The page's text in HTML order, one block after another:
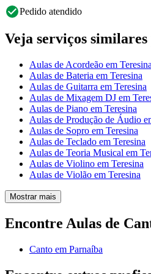
Pedido atendido
Veja serviços
Aulas de Acordeão em Teresina
Aulas de Bateria em Teresina
Aulas de Guitarra em Teresina
Aulas de Mixagem DJ em
Aulas de Piano em Teresina
Aulas de Produção de Áudio
Aulas de Sopro em Teresina
Aulas de Teclado em Teresina
Aulas de Teoria Musical em
Aulas de Violino em Teresina
Aulas de Violão em Teresina
Mostrar mais
Encontre Aulas de
Canto em Parnaíba